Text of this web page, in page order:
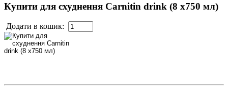
Купити для схуднення Carnitin drink (8 x750 мл)
Додати в кошик: